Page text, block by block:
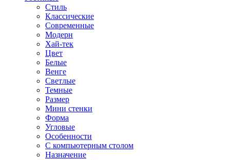
Стиль
Классические
Современные
Модерн
Хай-тек
Цвет
Белые
Венге
Светлые
Темные
Размер
Мини стенки
Форма
Угловые
Особенности
С компьютерным столом
Назначение